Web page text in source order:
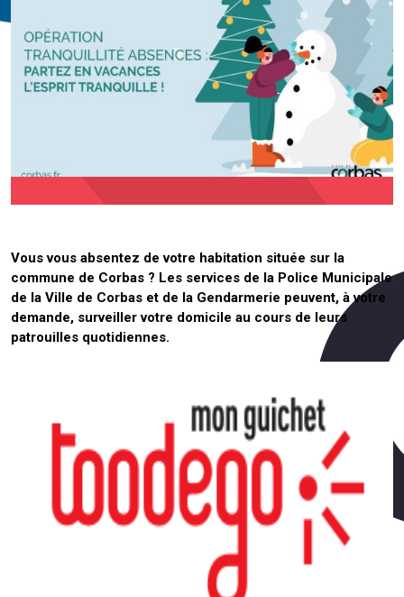
Vous vous absentez de votre habitation située sur la
commune de Corbas ? Les services de la Police Municipale
de la Ville de Corbas et de la Gendarmerie peuvent, à votre
demande, surveiller votre domicile au cours de leurs
patrouilles quotidiennes.